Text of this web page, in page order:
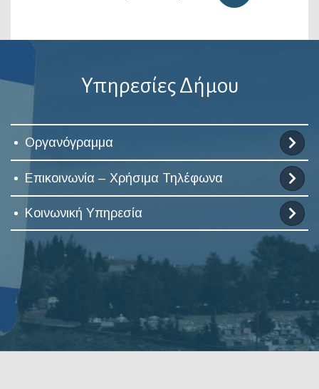
Υπηρεσίες Δήμου
Οργανόγραμμα
Επικοινωνία – Χρήσιμα Τηλέφωνα
Κοινωνική Υπηρεσία